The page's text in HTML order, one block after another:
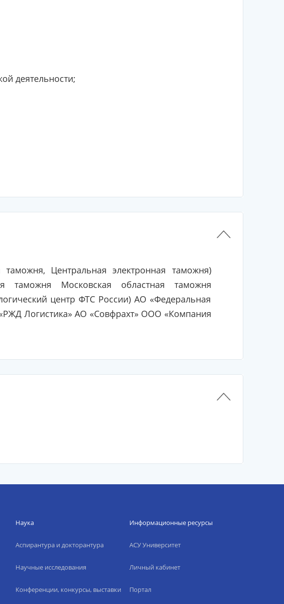
деятельности;
Центральная электронная таможня)
таможня Московская областная таможня
центр ФТС России) АО «Федеральная
Логистика» АО «Совфрахт» ООО «Компания
Наука
Аспирантура и докторантура
Научные исследования
Конференции, конкурсы, выставки
Информационные ресурсы
АСУ Университет
Личный кабинет
Портал